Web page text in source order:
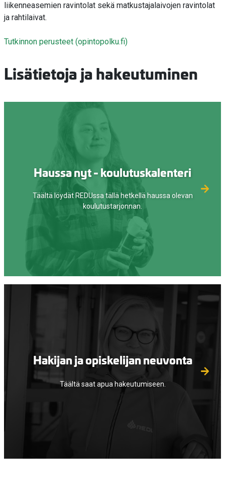
liikenneasemien ravintolat sekä matkustajalaivojen ravintolat
ja rahtilaivat.
Tutkinnon perusteet (opintopolku.fi)
Lisätietoja ja hakeutuminen
Haussa nyt - koulutuskalenteri
Täältä löydät REDUssa tällä hetkellä haussa olevan
koulutustarjonnan.
Hakijan ja opiskelijan neuvonta
Täältä saat apua hakeutumiseen.